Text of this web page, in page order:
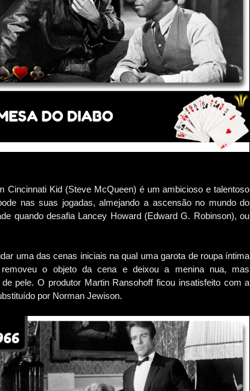
Cincinnati Kid (Steve McQueen) é um ambicioso e talentoso
nas suas jogadas, almejando a ascensão no mundo do
quando desafia Lancey Howard (Edward G. Robinson), ou
uma das cenas iniciais na qual uma garota de roupa íntima
o objeto da cena e deixou a menina nua, mas
pele. O produtor Martin Ransohoff ficou insatisfeito com a
por Norman Jewison.